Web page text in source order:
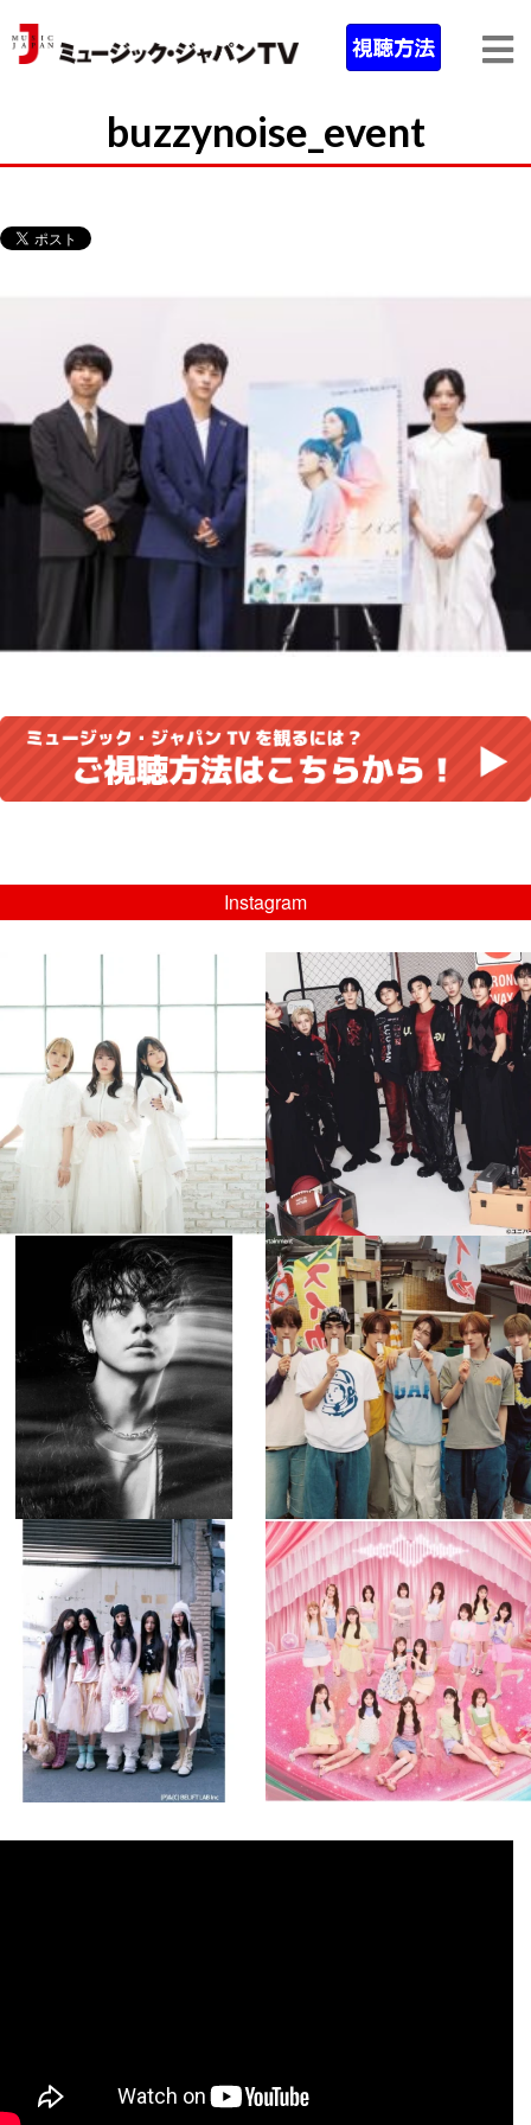
buzzynoise_event
Instagram
...
8月 4
4 0
musicjapantv
💡08/05(水)23:00特番放送！
...
8月 4
4 0
musicjapantv
💡8月特番放送決定！
...
8月 4
477 0
musicjapantv
💡8月特番放送決定！
...
8月 4
6 0
musicjapantv
💡8月特番放送決定！
8月 4
2 0
musicjapantv
💡8月特番放送決定！
...
8月 4
2 0